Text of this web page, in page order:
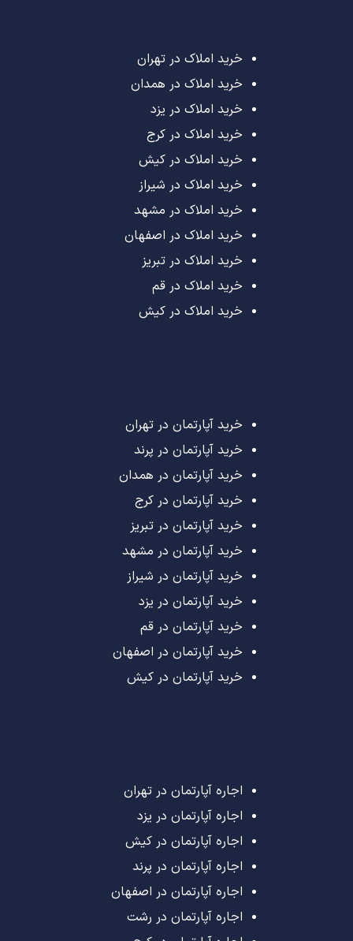
خرید املاک در تهران
خرید املاک در همدان
خرید املاک در یزد
خرید املاک در کرج
خرید املاک در کیش
خرید املاک در شیراز
خرید املاک در مشهد
خرید املاک در اصفهان
خرید املاک در تبریز
خرید املاک در قم
خرید املاک در کیش
خرید آپارتمان در تهران
خرید آپارتمان در پرند
خرید آپارتمان در همدان
خرید آپارتمان در کرج
خرید آپارتمان در تبریز
خرید آپارتمان در مشهد
خرید آپارتمان در شیراز
خرید آپارتمان در یزد
خرید آپارتمان در قم
خرید آپارتمان در اصفهان
خرید آپارتمان در کیش
اجاره آپارتمان در تهران
اجاره آپارتمان در یزد
اجاره آپارتمان در کیش
اجاره آپارتمان در پرند
اجاره آپارتمان در اصفهان
اجاره آپارتمان در رشت